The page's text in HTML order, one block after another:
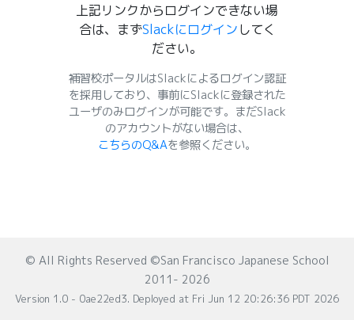
上記リンクからログインできない場
合は、まずSlackにログインしてく
ださい。
補習校ポータルはSlackによるログイン認証
を採用しており、事前にSlackに登録された
ユーザのみログインが可能です。まだSlack
のアカウントがない場合は、
こちらのQ&Aを参照ください。
© All Rights Reserved ©San Francisco Japanese School
2011- 2026
Version 1.0 - 0ae22ed3. Deployed at Fri Jun 12 20:26:36 PDT 2026